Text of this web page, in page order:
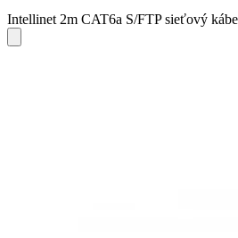
Intellinet 2m CAT6a S/FTP sieťový